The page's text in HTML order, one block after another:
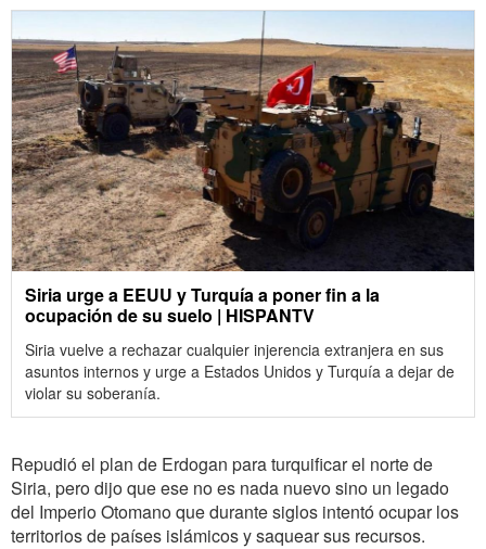
Siria urge a EEUU y Turquía a poner fin a la
ocupación de su suelo | HISPANTV
Siria vuelve a rechazar cualquier injerencia extranjera en sus
asuntos internos y urge a Estados Unidos y Turquía a dejar de
violar su soberanía.
Repudió el plan de Erdogan para turquificar el norte de
Siria, pero dijo que ese no es nada nuevo sino un legado
del Imperio Otomano que durante siglos intentó ocupar los
territorios de países islámicos y saquear sus recursos.